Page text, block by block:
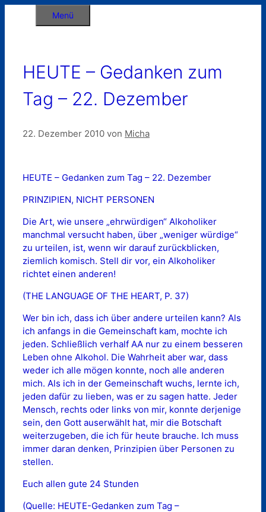
Menü
HEUTE – Gedanken zum
Tag – 22. Dezember
22. Dezember 2010 von Micha
HEUTE – Gedanken zum Tag – 22. Dezember
PRINZIPIEN, NICHT PERSONEN
Die Art, wie unsere „ehrwürdigen“ Alkoholiker
manchmal versucht haben, über „weniger würdige“
zu urteilen, ist, wenn wir darauf zurückblicken,
ziemlich komisch. Stell dir vor, ein Alkoholiker
richtet einen anderen!
(THE LANGUAGE OF THE HEART, P. 37)
Wer bin ich, dass ich über andere urteilen kann? Als
ich anfangs in die Gemeinschaft kam, mochte ich
jeden. Schließlich verhalf AA nur zu einem besseren
Leben ohne Alkohol. Die Wahrheit aber war, dass
weder ich alle mögen konnte, noch alle anderen
mich. Als ich in der Gemeinschaft wuchs, lernte ich,
jeden dafür zu lieben, was er zu sagen hatte. Jeder
Mensch, rechts oder links von mir, konnte derjenige
sein, den Gott auserwählt hat, mir die Botschaft
weiterzugeben, die ich für heute brauche. Ich muss
immer daran denken, Prinzipien über Personen zu
stellen.
Euch allen gute 24 Stunden
(Quelle: HEUTE-Gedanken zum Tag –